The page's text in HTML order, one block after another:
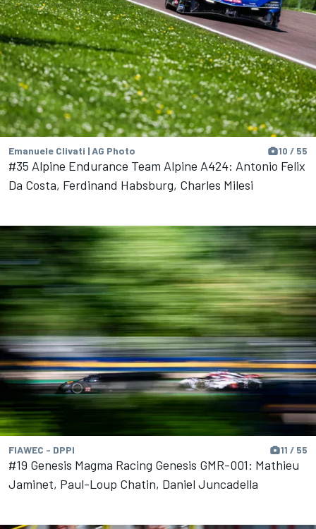
Emanuele Clivati | AG Photo 10 / 55
#35 Alpine Endurance Team Alpine A424: Antonio Felix
Da Costa, Ferdinand Habsburg, Charles Milesi
FIAWEC - DPPI 11 / 55
#19 Genesis Magma Racing Genesis GMR-001: Mathieu
Jaminet, Paul-Loup Chatin, Daniel Juncadella